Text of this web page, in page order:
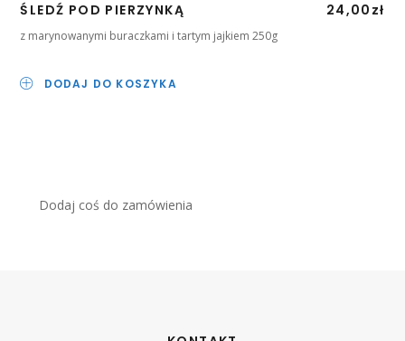
ŚLEDŹ POD PIERZYNKĄ 24,00 zł
z marynowanymi buraczkami i tartym jajkiem 250g
DODAJ DO KOSZYKA
Dodaj coś do zamówienia